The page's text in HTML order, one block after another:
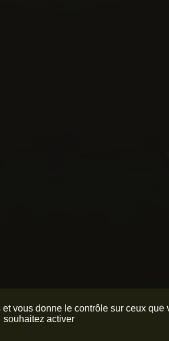
vous donne le contrôle sur ceux que
souhaitez activer